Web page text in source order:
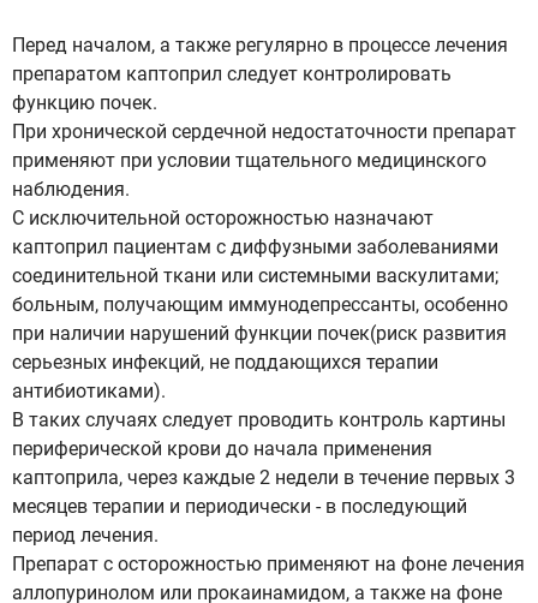
Перед началом, а также регулярно в процессе лечения
препаратом каптоприл следует контролировать
функцию почек.
При хронической сердечной недостаточности препарат
применяют при условии тщательного медицинского
наблюдения.
С исключительной осторожностью назначают
каптоприл пациентам с диффузными заболеваниями
соединительной ткани или системными васкулитами;
больным, получающим иммунодепрессанты, особенно
при наличии нарушений функции почек(риск развития
серьезных инфекций, не поддающихся терапии
антибиотиками).
В таких случаях следует проводить контроль картины
периферической крови до начала применения
каптоприла, через каждые 2 недели в течение первых 3
месяцев терапии и периодически - в последующий
период лечения.
Препарат с осторожностью применяют на фоне лечения
аллопуринолом или прокаинамидом, а также на фоне